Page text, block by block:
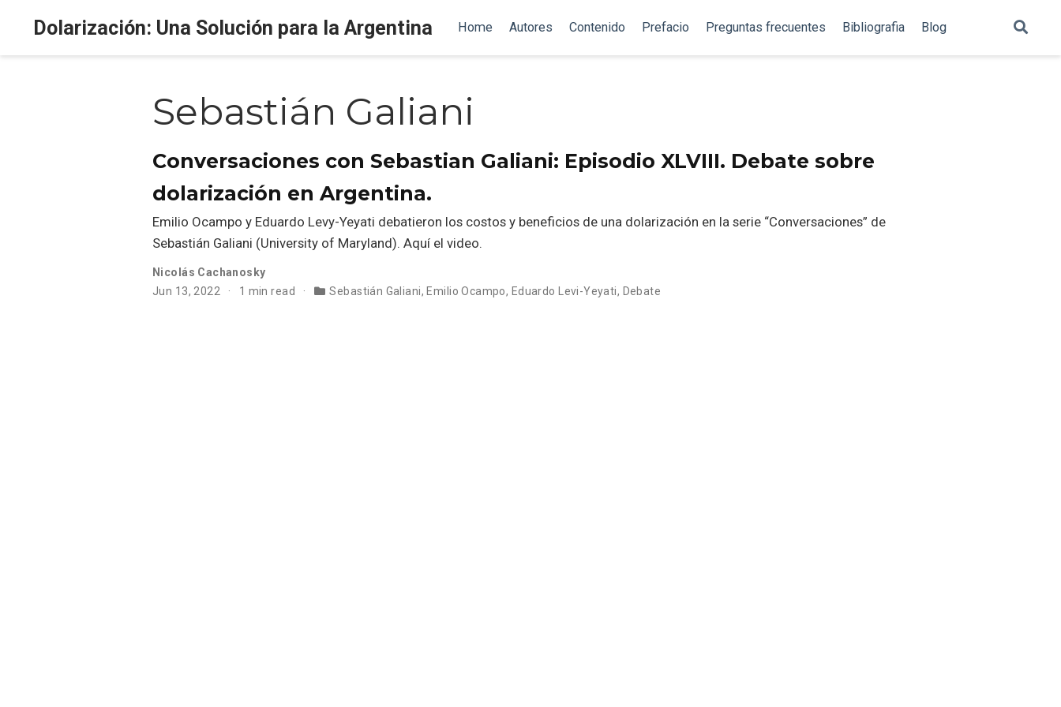
Dolarización: Una Solución para la Argentina Home Autores Contenido Prefacio Preguntas frecuentes Bibliografia Blog
Sebastián Galiani
Conversaciones con Sebastian Galiani: Episodio XLVIII. Debate sobre
dolarización en Argentina.
Emilio Ocampo y Eduardo Levy-Yeyati debatieron los costos y beneficios de una dolarización en la serie “Conversaciones” de
Sebastián Galiani (University of Maryland). Aquí el video.
Nicolás Cachanosky
Jun 13, 2022
1 min read Sebastián Galiani,Emilio Ocampo, Eduardo Levi-Yeyati, Debate